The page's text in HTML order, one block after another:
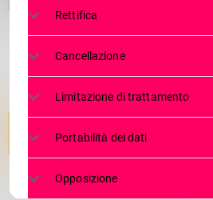
Fonte:https://
Rettifica
Cancellazione
Limitazione di trattamento
Portabilità dei dati
Opposizione